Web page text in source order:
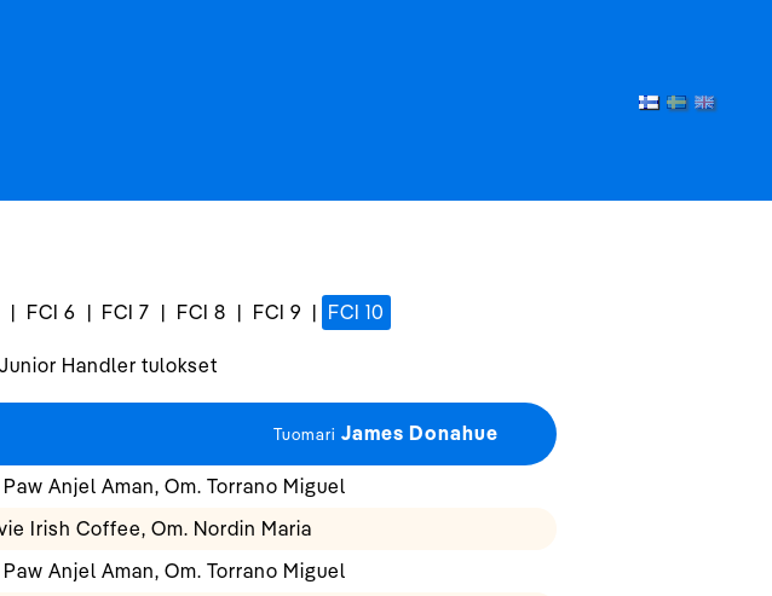
| FCI 6 | FCI 7 | FCI 8 | FCI 9 | FCI 10
Junior Handler tulokset
Tuomari James Donahue
Anjel Aman, Om. Torrano Miguel
Irish Coffee, Om. Nordin Maria
Anjel Aman, Om. Torrano Miguel